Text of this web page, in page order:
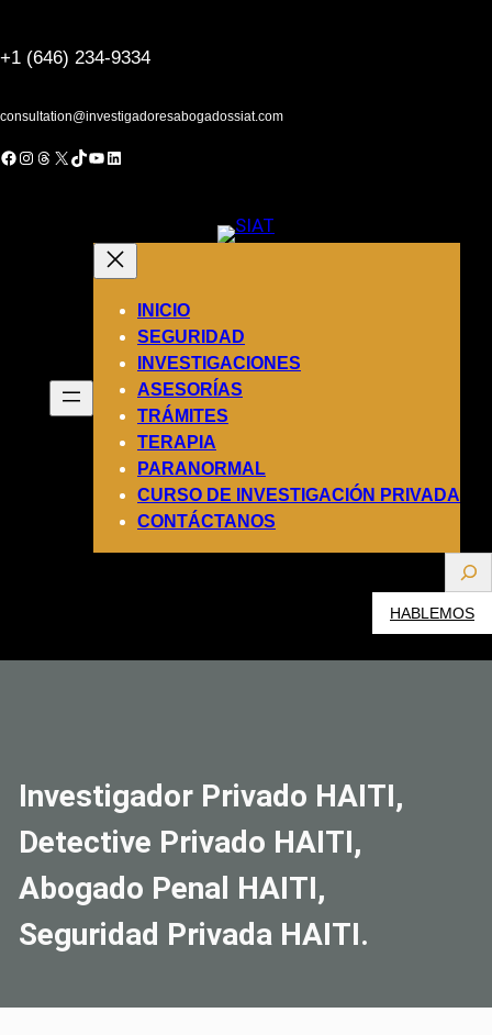
contenido
+1 (646) 234-9334
consultation@investigadoresabogadossiat.com
Facebook Instagram Threads X TikTok YouTube LinkedIn
INICIO
SEGURIDAD
INVESTIGACIONES
ASESORÍAS
TRÁMITES
TERAPIA
PARANORMAL
CURSO DE INVESTIGACIÓN PRIVADA
CONTÁCTANOS
e
a
HABLEMOS
Investigador Privado HAITI,
Detective Privado HAITI,
Abogado Penal HAITI,
Seguridad Privada HAITI.